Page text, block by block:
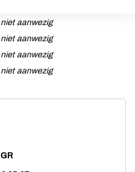
niet aanwezig
niet aanwezig
niet aanwezig
niet aanwezig
GR